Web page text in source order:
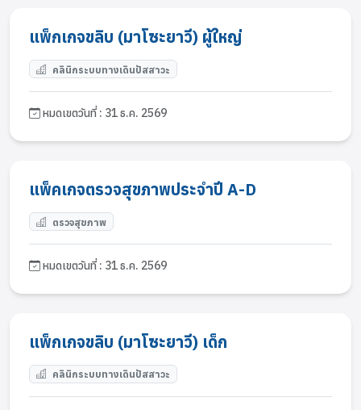
แพ็กเกจขลิบ (มาโซะยาวี) ผู้ใหญ่
คลินิกระบบทางเดินปัสสาวะ
หมดเขตวันที่ : 31 ธ.ค. 2569
แพ็คเกจตรวจสุขภาพประจำปี A-D
ตรวจสุขภาพ
หมดเขตวันที่ : 31 ธ.ค. 2569
แพ็กเกจขลิบ (มาโซะยาวี) เด็ก
คลินิกระบบทางเดินปัสสาวะ